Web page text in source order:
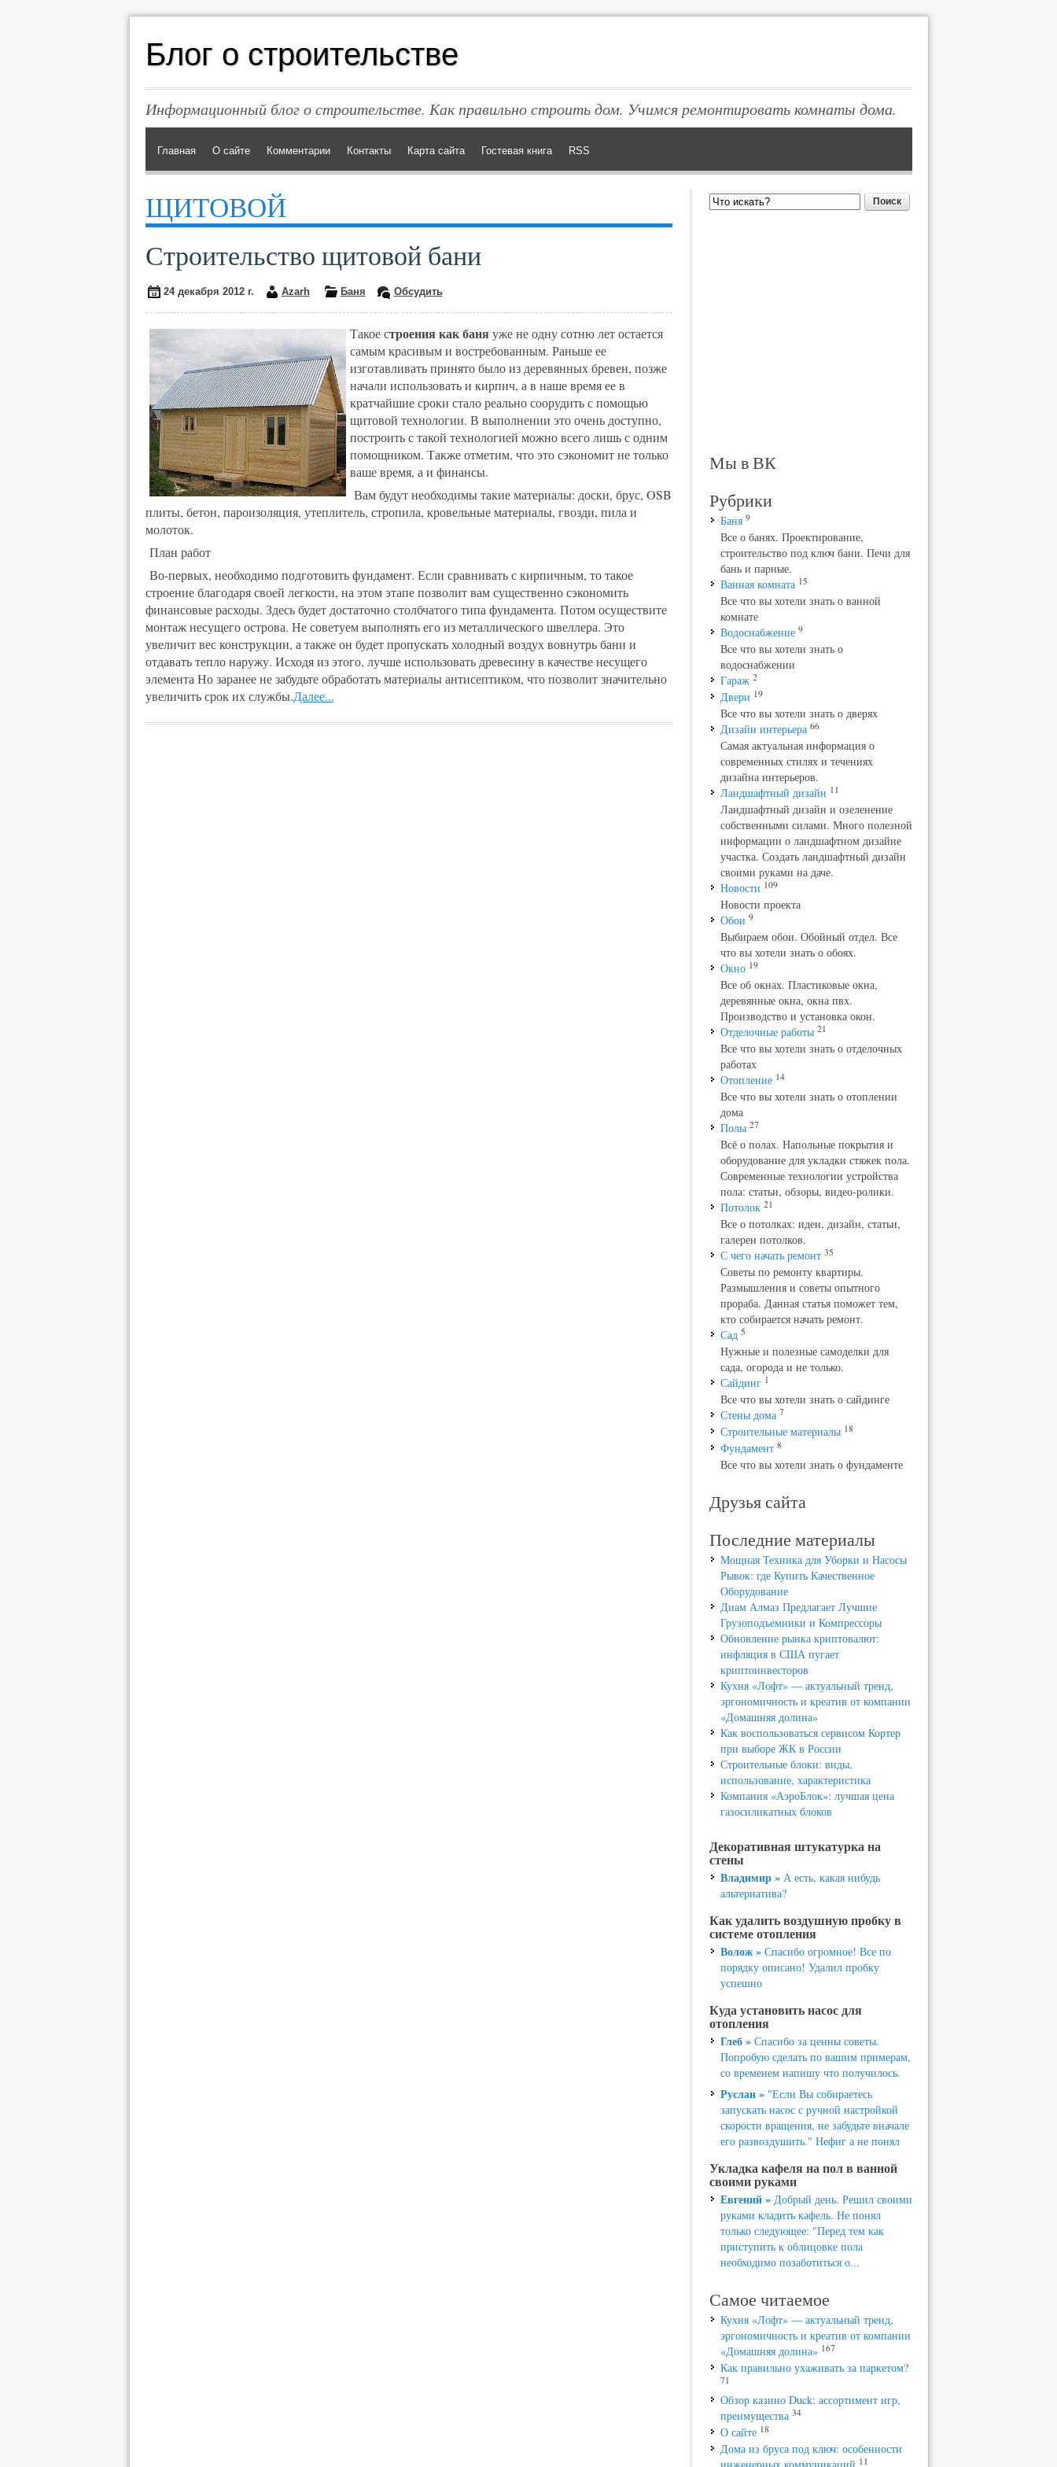
Блог о строительстве
Информационный блог о строительстве. Как правильно строить дом. Учимся ремонтировать комнаты дома.
Главная О сайте Комментарии Контакты Карта сайта Гостевая книга RSS
ЩИТОВОЙ
Строительство щитовой бани
24 декабря 2012 г. Azarh Баня Обсудить
Такое строения как баняуже не одну сотню лет остается
самым красивым и востребованным. Раньше ее
изготавливать принято было из деревянных бревен, позже
начали использовать и кирпич, а в наше время ее в
кратчайшие сроки стало реально соорудить с помощью
щитовой технологии. В выполнении это очень доступно,
построить с такой технологией можно всего лишь с одним
помощником. Также отметим, что это сэкономит не только
ваше время, а и финансы.
Вам будут необходимы такие материалы: доски, брус, OSB
плиты, бетон, пароизоляция, утеплитель, стропила, кровельные материалы, гвозди, пила и
молоток.
План работ
Во-первых, необходимо подготовить фундамент. Если сравнивать с кирпичным, то такое
строение благодаря своей легкости, на этом этапе позволит вам существенно сэкономить
финансовые расходы. Здесь будет достаточно столбчатого типа фундамента. Потом осуществите
монтаж несущего острова. Не советуем выполнять его из металлического швеллера. Это
увеличит вес конструкции, а также он будет пропускать холодный воздух вовнутрь бани и
отдавать тепло наружу. Исходя из этого, лучше использовать древесину в качестве несущего
элемента Но заранее не забудьте обработать материалы антисептиком, что позволит значительно
увеличить срок их службы.Далее...
Поиск
Мы в ВК
Рубрики
Баня 9
Все о банях. Проектирование,
строительство под ключ бани. Печи для
бань и парные.
Ванная комната 15
Все что вы хотели знать о ванной
комнате
Водоснабжение 9
Все что вы хотели знать о
водоснабжении
Гараж 2
Двери 19
Все что вы хотели знать о дверях
Дизайн интерьера 66
Самая актуальная информация о
современных стилях и течениях
дизайна интерьеров.
Ландшафтный дизайн 11
Ландшафтный дизайн и озеленение
собственными силами. Много полезной
информации о ландшафтном дизайне
участка. Создать ландшафтный дизайн
своими руками на даче.
Новости 109
Новости проекта
Обои 9
Выбираем обои. Обойный отдел. Все
что вы хотели знать о обоях.
Окно 19
Все об окнах. Пластиковые окна,
деревянные окна, окна пвх.
Производство и установка окон.
Отделочные работы 21
Все что вы хотели знать о отделочных
работах
Отопление 14
Все что вы хотели знать о отоплении
дома
Полы 27
Всё о полах. Напольные покрытия и
оборудование для укладки стяжек пола.
Современные технологии устройства
пола: статьи, обзоры, видео-ролики.
Потолок 21
Все о потолках: идеи, дизайн, статьи,
галереи потолков.
С чего начать ремонт 35
Советы по ремонту квартиры.
Размышления и советы опытного
прораба. Данная статья поможет тем,
кто собирается начать ремонт.
Сад 5
Нужные и полезные самоделки для
сада, огорода и не только.
Сайдинг 1
Все что вы хотели знать о сайдинге
Стены дома 7
Строительные материалы 18
Фундамент 8
Все что вы хотели знать о фундаменте
Друзья сайта
Последние материалы
Мощная Техника для Уборки и Насосы
Рывок: где Купить Качественное
Оборудование
Диам Алмаз Предлагает Лучшие
Грузоподъемники и Компрессоры
Обновление рынка криптовалют:
инфляция в США пугает
криптоинвесторов
Кухня «Лофт» — актуальный тренд,
эргономичность и креатив от компании
«Домашняя долина»
Как воспользоваться сервисом Кортер
при выборе ЖК в России
Строительные блоки: виды,
использование, характеристика
Компания «АэроБлок»: лучшая цена
газосиликатных блоков
Декоративная штукатурка на
стены
Владимир »А есть, какая нибудь
альтернатива?
Как удалить воздушную пробку в
системе отопления
Волож »Спасибо огромное! Все по
порядку описано! Удалил пробку
успешно
Куда установить насос для
отопления
Глеб »Спасибо за ценны советы.
Попробую сделать по вашим примерам,
со временем напишу что получилось.
Руслан »"Если Вы собираетесь
запускать насос с ручной настройкой
скорости вращения, не забудьте вначале
его развоздушить." Нефиг а не понял
Укладка кафеля на пол в ванной
своими руками
Евгений »Добрый день. Решил своими
руками кладить кафель. Не понял
только следующее: "Перед тем как
приступить к облицовке пола
необходимо позаботиться о...
Самое читаемое
Кухня «Лофт» — актуальный тренд,
эргономичность и креатив от компании
«Домашняя долина» 167
Как правильно ухаживать за паркетом?
71
Обзор казино Duck: ассортимент игр,
преимущества 34
О сайте 18
Дома из бруса под ключ: особенности
11